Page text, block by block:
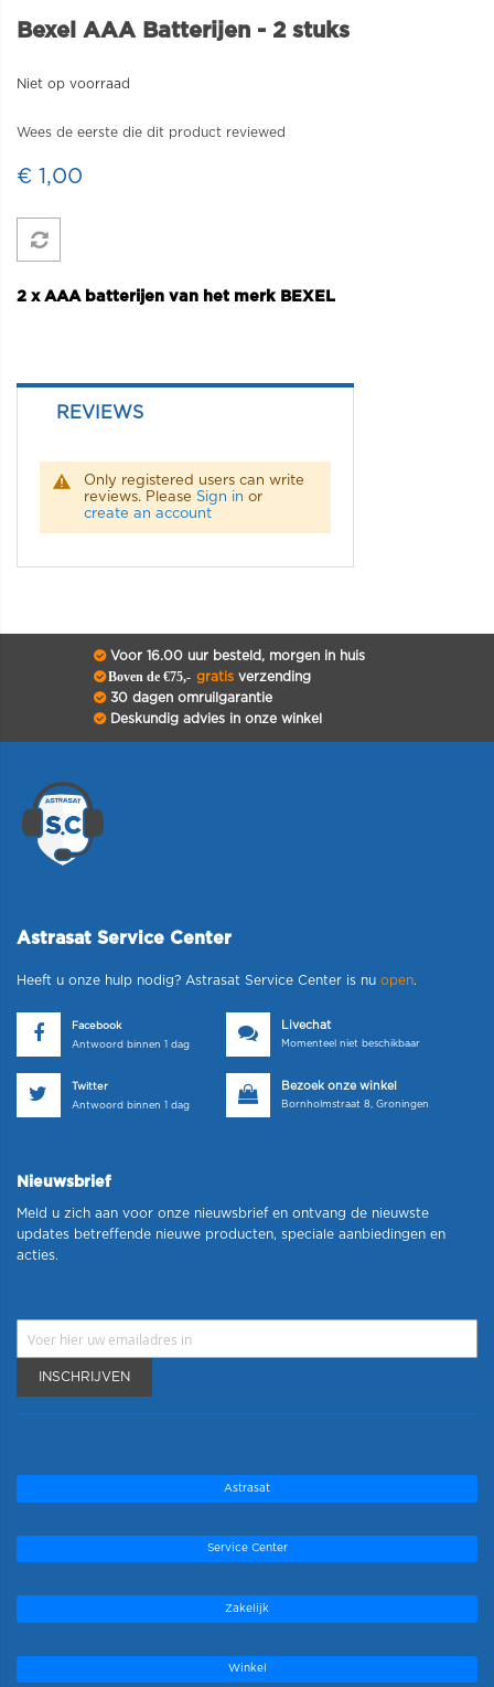
Bexel AAA Batterijen - 2 stuks
Niet op voorraad
Wees de eerste die dit product reviewed
€ 1,00
2 x AAA batterijen van het merk BEXEL
REVIEWS
Only registered users can write
reviews. Please Sign in or
create an account
Voor 16.00 uur besteld, morgen in huis
Boven de €75,- gratisverzending
30 dagen omruilgarantie
Deskundig advies in onze winkel
Astrasat Service Center
Heeft u onze hulp nodig? Astrasat Service Center is nu open.
Facebook
Antwoord binnen 1 dag
Livechat
Momenteel niet beschikbaar
Twitter
Antwoord binnen 1 dag
Bezoek onze winkel
Bornholmstraat 8, Groningen
Nieuwsbrief
Meld u zich aan voor onze nieuwsbrief en ontvang de nieuwste
updates betreffende nieuwe producten, speciale aanbiedingen en
acties.
INSCHRIJVEN
Astrasat
Service Center
Zakelijk
Winkel